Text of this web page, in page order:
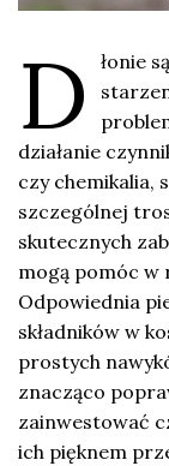
D
łonie
działanie
czy chemikalia,
szczególnej
skutecznych
mogą pomóc w
Odpowiednia
składników w
prostych
znacząco
zainwestować
ich pięknem